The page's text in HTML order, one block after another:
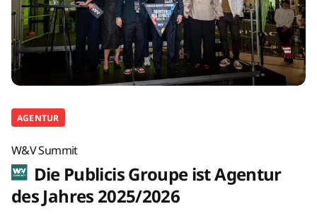
AGENTUR
W&V Summit
Die Publicis Groupe ist Agentur
des Jahres 2025/2026